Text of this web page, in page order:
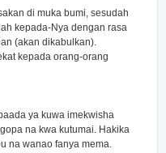
di muka bumi, sesudah
kepada-Nya dengan rasa
(akan dikabulkan).
kepada orang-orang
ya kuwa imekwisha
na kwa kutumai. Hakika
na wanao fanya mema.